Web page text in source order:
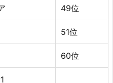
49位
51位
60位